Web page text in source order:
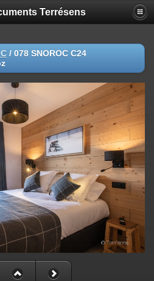
Terrésens
/ 078 SNOROC C24